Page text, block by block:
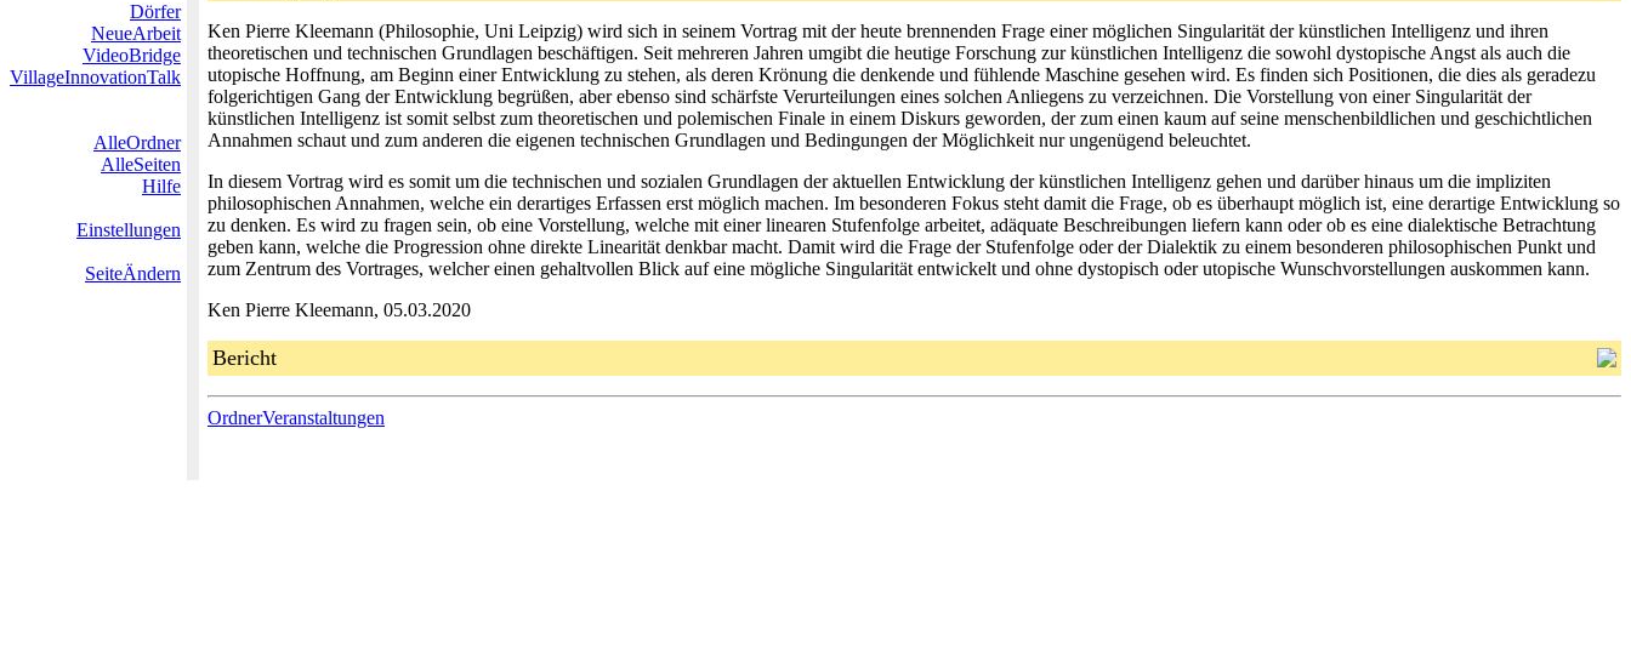
Dörfer
NeueArbeit
VideoBridge
VillageInnovationTalk
AlleOrdner
AlleSeiten
Hilfe
Einstellungen
SeiteÄndern
Ken Pierre Kleemann (Philosophie, Uni Leipzig) wird sich in seinem Vortrag mit der heute brennenden Frage einer möglichen Singularität der künstlichen Intelligenz und ihren
theoretischen und technischen Grundlagen beschäftigen. Seit mehreren Jahren umgibt die heutige Forschung zur künstlichen Intelligenz die sowohl dystopische Angst als auch die
utopische Hoffnung, am Beginn einer Entwicklung zu stehen, als deren Krönung die denkende und fühlende Maschine gesehen wird. Es finden sich Positionen, die dies als geradezu
folgerichtigen Gang der Entwicklung begrüßen, aber ebenso sind schärfste Verurteilungen eines solchen Anliegens zu verzeichnen. Die Vorstellung von einer Singularität der
künstlichen Intelligenz ist somit selbst zum theoretischen und polemischen Finale in einem Diskurs geworden, der zum einen kaum auf seine menschenbildlichen und geschichtlichen
Annahmen schaut und zum anderen die eigenen technischen Grundlagen und Bedingungen der Möglichkeit nur ungenügend beleuchtet.
In diesem Vortrag wird es somit um die technischen und sozialen Grundlagen der aktuellen Entwicklung der künstlichen Intelligenz gehen und darüber hinaus um die impliziten
philosophischen Annahmen, welche ein derartiges Erfassen erst möglich machen. Im besonderen Fokus steht damit die Frage, ob es überhaupt möglich ist, eine derartige Entwicklung so
zu denken. Es wird zu fragen sein, ob eine Vorstellung, welche mit einer linearen Stufenfolge arbeitet, adäquate Beschreibungen liefern kann oder ob es eine dialektische Betrachtung
geben kann, welche die Progression ohne direkte Linearität denkbar macht. Damit wird die Frage der Stufenfolge oder der Dialektik zu einem besonderen philosophischen Punkt und
zum Zentrum des Vortrages, welcher einen gehaltvollen Blick auf eine mögliche Singularität entwickelt und ohne dystopisch oder utopische Wunschvorstellungen auskommen kann.
Ken Pierre Kleemann, 05.03.2020
Bericht
OrdnerVeranstaltungen